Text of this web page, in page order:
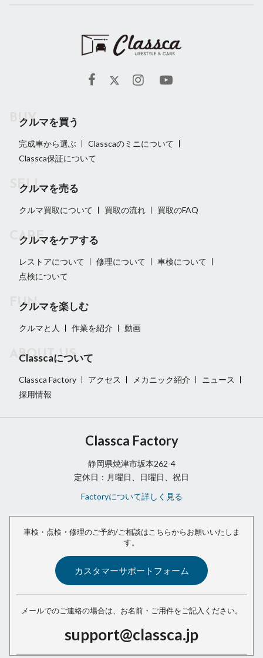
クルマを買う
完成車から選ぶ
Classcaのミニについて
Classca保証について
クルマを売る
クルマ買取について 買取の流れ 買取のFAQ
クルマをケアする
レストアについて 修理について
車検について
点検について
クルマを楽しむ
クルマと人 作業を紹介 動画
Classcaについて
Classca Factory アクセス メカニック紹介
ニュース
採用情報
Classca Factory
静岡県焼津市坂本262-4
定休日：月曜日、日曜日、祝日
Factoryについて詳しく見る
車検・点検・修理のご予約/ご相談はこちらからお願いいたしま
す。
カスタマーサポートフォーム
メールでのご連絡の場合は、 お名前・ご用件をご記入ください。
support@classca.jp